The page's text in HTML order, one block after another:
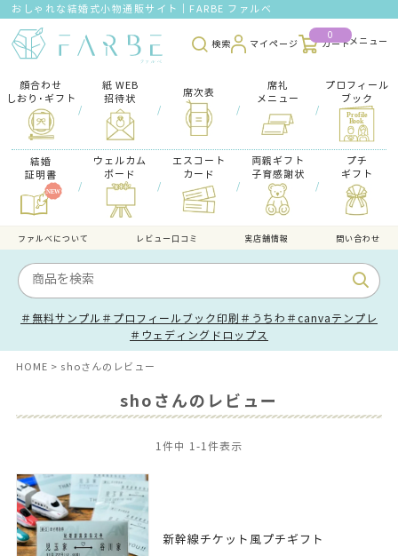
おしゃれな結婚式小物通販サイト｜FARBE ファルベ
検索 マイページ
0
カート
顔合わせ
しおり･ギフト
/
紙 WEB
招待状
/
席次表
/
席礼
メニュー
/
プロフィール
ブック
結婚
証明書
/
ウェルカム
ボード
/
エスコート
カード
/
両親ギフト
子育感謝状
/
プチ
ギフト
ファルべについて レビュー口コミ 実店舗情報 問い合わせ
＃無料サンプル ＃プロフィールブック印刷 ＃うちわ ＃canvaテンプレ
＃ウェディングドロップス
HOME shoさんのレビュー
shoさんのレビュー
1 件中 1 -1 件表示
新幹線チケット風プチギフト